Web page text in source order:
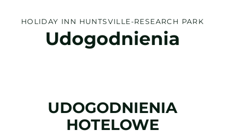
HOLIDAY INN HUNTSVILLE-RESEARCH PARK
Udogodnienia
UDOGODNIENIA
HOTELOWE